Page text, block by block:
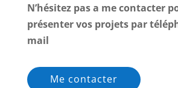
N’hésitez pas a me contacter
présenter vos projets par
mail
Me contacter